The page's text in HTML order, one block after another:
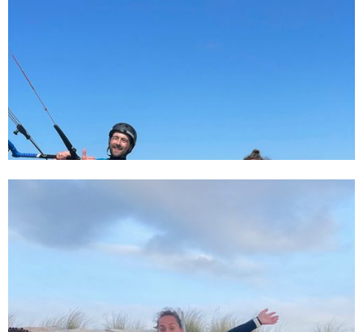
9/3/24
wissen musst! | Kitesurf-Spot